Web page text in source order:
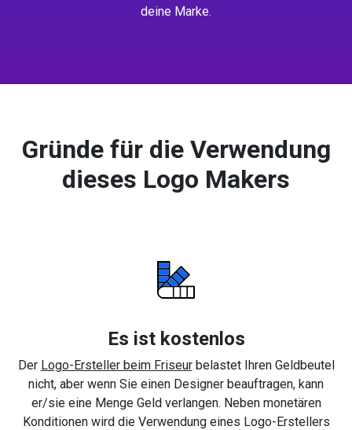
deine Marke.
Gründe für die Verwendung
dieses Logo Makers
Es ist kostenlos
Der Logo-Ersteller beim Friseurbelastet Ihren Geldbeutel
nicht, aber wenn Sie einen Designer beauftragen, kann
er/sie eine Menge Geld verlangen. Neben monetären
Konditionen wird die Verwendung eines Logo-Erstellers